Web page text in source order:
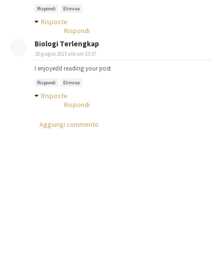
Rispondi Elimina
Risposte
Rispondi
Biologi Terlengkap
20 giugno 2023 alle ore 23:57
I enjoyedd reading your post
Rispondi Elimina
Risposte
Rispondi
Aggiungi commento